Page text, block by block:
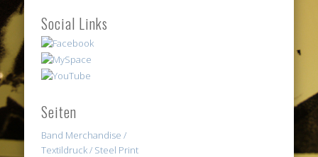
Social Links
Seiten
Band Merchandise /
Textildruck / Steel Print